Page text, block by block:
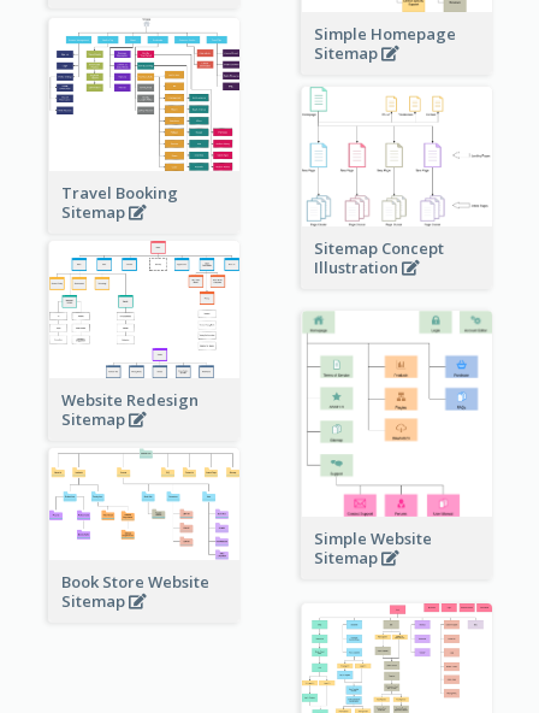
Simple Homepage
Sitemap
Travel Booking
Sitemap
Sitemap Concept
Illustration
Website Redesign
Sitemap
Simple Website
Sitemap
Book Store Website
Sitemap